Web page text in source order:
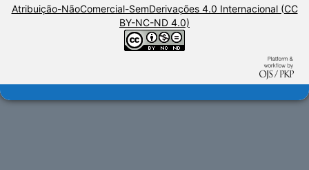
Atribuição-NãoComercial-SemDerivações 4.0 Internacional (CC
BY-NC-ND 4.0)